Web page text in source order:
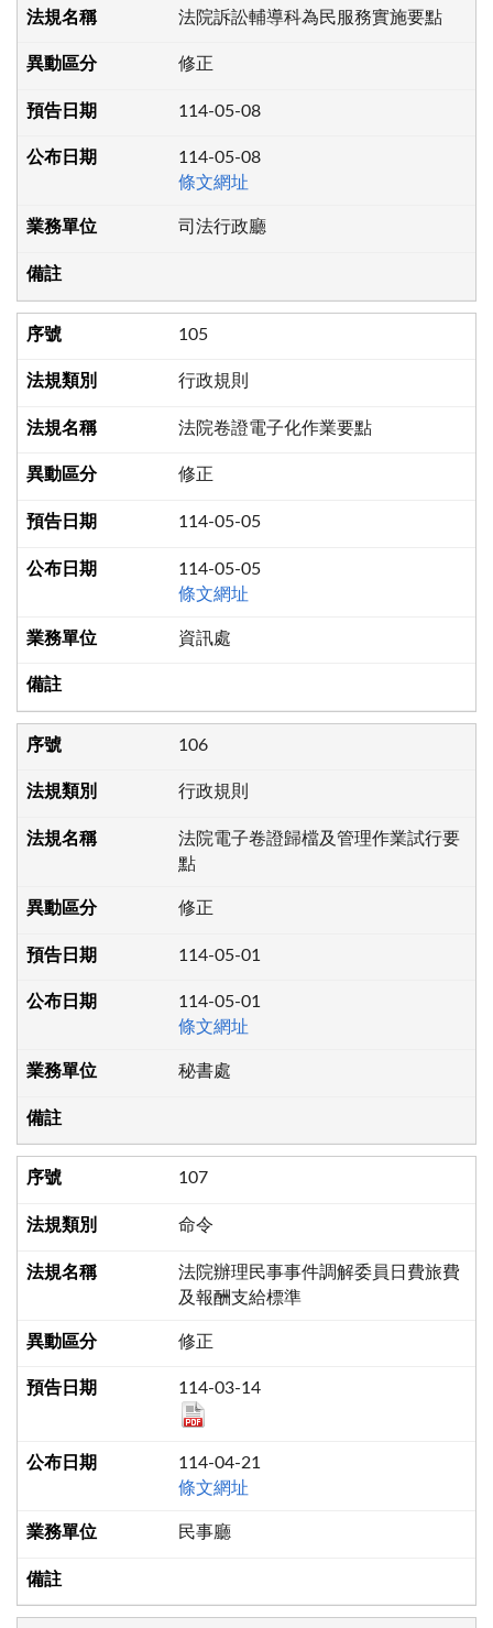
法院訴訟輔導科為民服務實施要點
修正
114-05-08
114-05-08
條文網址
司法行政廳
105
行政規則
法院卷證電子化作業要點
修正
114-05-05
114-05-05
條文網址
資訊處
106
行政規則
法院電子卷證歸檔及管理作業試行要
點
修正
114-05-01
114-05-01
條文網址
秘書處
107
命令
法院辦理民事事件調解委員日費旅費
及報酬支給標準
修正
114-03-14
114-04-21
條文網址
民事廳